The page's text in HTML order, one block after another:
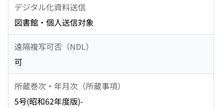
デジタル化資料送信
図書館・個人送信対象
遠隔複写可否（NDL）
可
所蔵巻次・年月次（所蔵事項）
5号(昭和62年度版)-